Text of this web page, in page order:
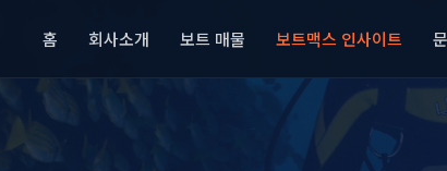
홈 회사소개 보트 매물 보트맥스 인사이트